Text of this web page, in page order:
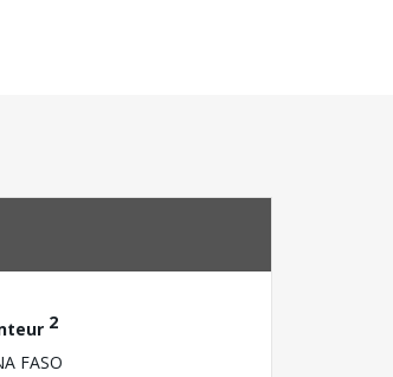
2
FASO